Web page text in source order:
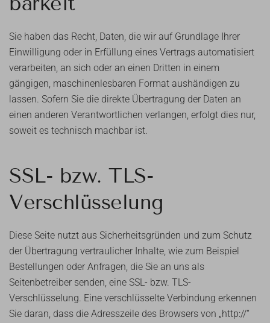
Sie haben das Recht, Daten, die wir auf Grundlage Ihrer
Einwilligung oder in Erfüllung eines Vertrags automatisiert
verarbeiten, an sich oder an einen Dritten in einem
gängigen, maschinenlesbaren Format aushändigen zu
lassen. Sofern Sie die direkte Übertragung der Daten an
einen anderen Verantwortlichen verlangen, erfolgt dies nur,
soweit es technisch machbar ist.
SSL- bzw. TLS-
Verschlüsselung
Diese Seite nutzt aus Sicherheitsgründen und zum Schutz
der Übertragung vertraulicher Inhalte, wie zum Beispiel
Bestellungen oder Anfragen, die Sie an uns als
Seitenbetreiber senden, eine SSL- bzw. TLS-
Verschlüsselung. Eine verschlüsselte Verbindung erkennen
Sie daran, dass die Adresszeile des Browsers von „http://“